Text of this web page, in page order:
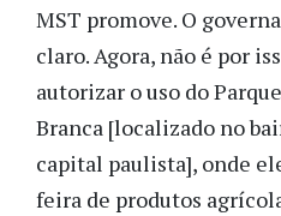
MST promove. O
claro. Agora, não é por
autorizar o uso do
Branca [localizado no
capital paulista], onde
feira de produtos